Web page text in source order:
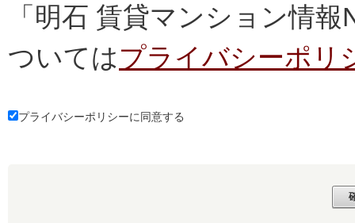
「明石 賃貸マンション情
ついてはプライバシーポリ
プライバシーポリシーに同意する